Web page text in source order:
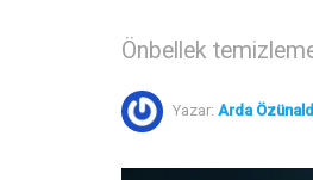
Önbellek
Yazar: Arda